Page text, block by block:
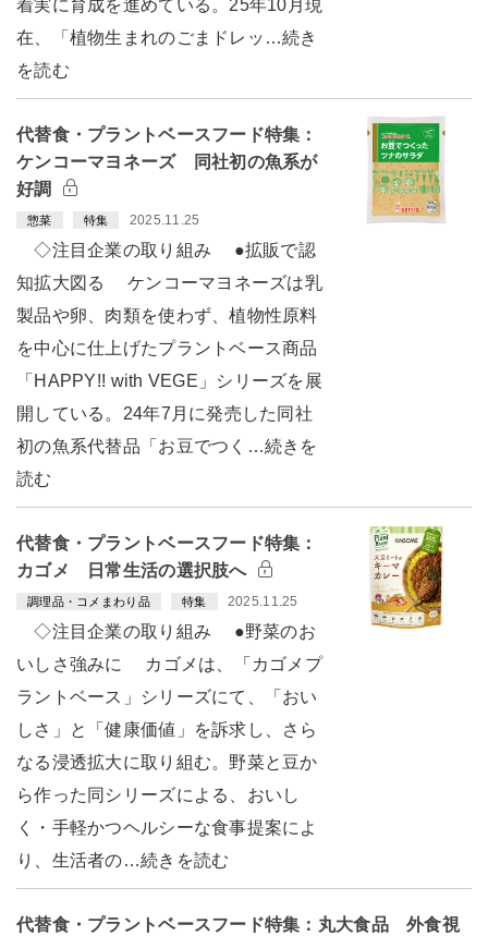
着実に育成を進めている。25年10月現
在、「植物生まれのごまドレッ…続き
を読む
代替食・プラントベースフード特集：
ケンコーマヨネーズ 同社初の魚系が
好調
惣菜 特集 2025.11.25
◇注目企業の取り組み ●拡販で認
知拡大図る ケンコーマヨネーズは乳
製品や卵、肉類を使わず、植物性原料
を中心に仕上げたプラントベース商品
「HAPPY!! with VEGE」シリーズを展
開している。24年7月に発売した同社
初の魚系代替品「お豆でつく…続きを
読む
代替食・プラントベースフード特集：
カゴメ 日常生活の選択肢へ
調理品・コメまわり品 特集 2025.11.25
◇注目企業の取り組み ●野菜のお
いしさ強みに カゴメは、「カゴメプ
ラントベース」シリーズにて、「おい
しさ」と「健康価値」を訴求し、さら
なる浸透拡大に取り組む。野菜と豆か
ら作った同シリーズによる、おいし
く・手軽かつヘルシーな食事提案によ
り、生活者の…続きを読む
代替食・プラントベースフード特集：丸大食品 外食視